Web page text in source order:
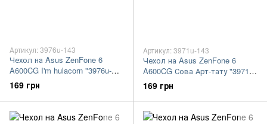
Артикул: 3976u-143
Чехол на Asus ZenFone 6
A600CG I'm hulacorn "3976u-
143-7105"
169 грн
Артикул: 3971u-143
Чехол на Asus ZenFone 6
A600CG Сова Арт-тату "3971u-
143-7105"
169 грн